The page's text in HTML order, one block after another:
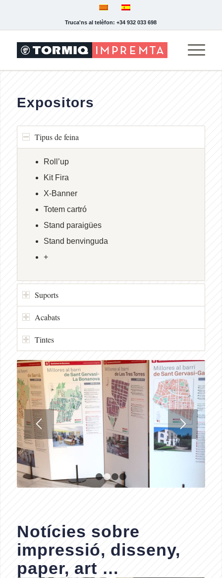
Truca'ns al telèfon: +34 932 033 698
Expositors
Tipus de feina
Roll’up
Kit Fira
X-Banner
Totem cartró
Stand paraigües
Stand benvinguda
+
Suports
Acabats
Tintes
Notícies sobre
impressió, disseny,
paper, art …